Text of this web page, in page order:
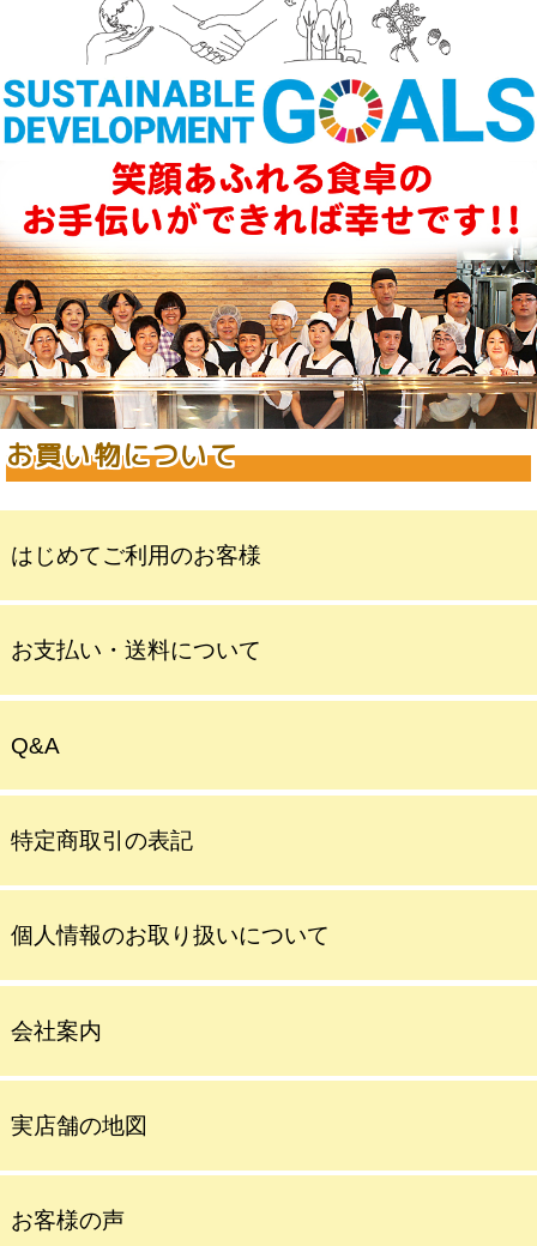
お買い物について
はじめてご利用のお客様
お支払い・送料について
Q&A
特定商取引の表記
個人情報のお取り扱いについて
会社案内
実店舗の地図
お客様の声